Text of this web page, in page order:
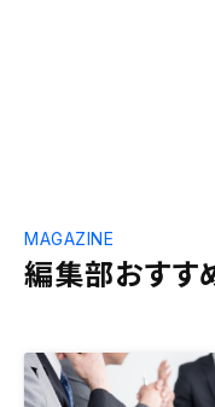
編集部おすす
MAGAZINE